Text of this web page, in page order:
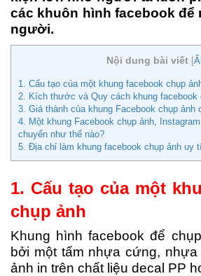
các khuôn hình facebook để
người.
Nội dung bài viết [
1. Cấu tạo của một khung facebook chụp
2. Kích thước và Quy cách khung facebook
3. Giá thành của khung Facebook chụp ảnh
4. Một khung Facebook chụp ảnh,
chuyển như thế nào?
5. Địa chỉ làm khung facebook chụp ảnh uy
1. Cấu tạo của một
chụp ảnh
Khung hình facebook để
bởi một tấm nhựa cứng,
ảnh in trên chất liệu decal PP